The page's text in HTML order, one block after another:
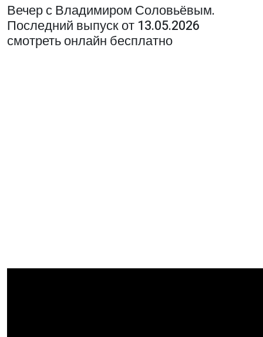
Вечер с Владимиром Соловьёвым.
Последний выпуск от 13.05.2026
смотреть онлайн бесплатно